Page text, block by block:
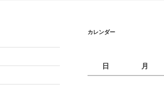
カレンダー
日
月